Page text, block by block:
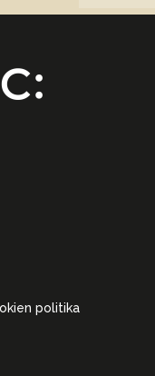
politika